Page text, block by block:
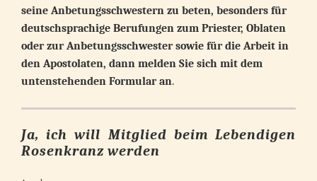
seine Anbetungsschwestern zu beten, besonders für
deutschsprachige Berufungen zum Priester, Oblaten
oder zur Anbetungsschwester sowie für die Arbeit in
den Apostolaten, dann melden Sie sich mit dem
untenstehenden Formular an.
Ja, ich will Mitglied beim Lebendigen
Rosenkranz werden